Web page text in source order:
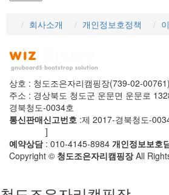
회사소개 개인정보호정책
상호 : 청도조은자리캠핑장(739-02-00761)
주소 : 경상북도 청도군 운문면 운문로
경북청도-0034호
통신판매신고번호 :제 2017-경북청도-
]
예약상담: 010-4145-8984 개인정보보호
Copyright © 청도조은자리캠핑장All